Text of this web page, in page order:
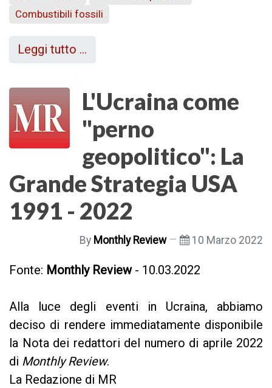
Combustibili fossili
Leggi tutto …
L'Ucraina come
"perno
geopolitico": La
Grande Strategia USA
1991 - 2022
By Monthly Review 10 Marzo 2022
Fonte: Monthly Review- 10.03.2022
Alla luce degli eventi in Ucraina, abbiamo
deciso di rendere immediatamente disponibile
la Nota dei redattori del numero di aprile 2022
di Monthly Review.
La Redazione di MR